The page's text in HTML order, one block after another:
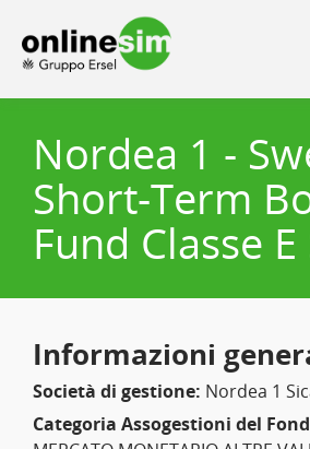
Nordea 1 -
Short-Term
Fund Classe E
Informazioni
Società di gestione: Nordea 1
Categoria Assogestioni del